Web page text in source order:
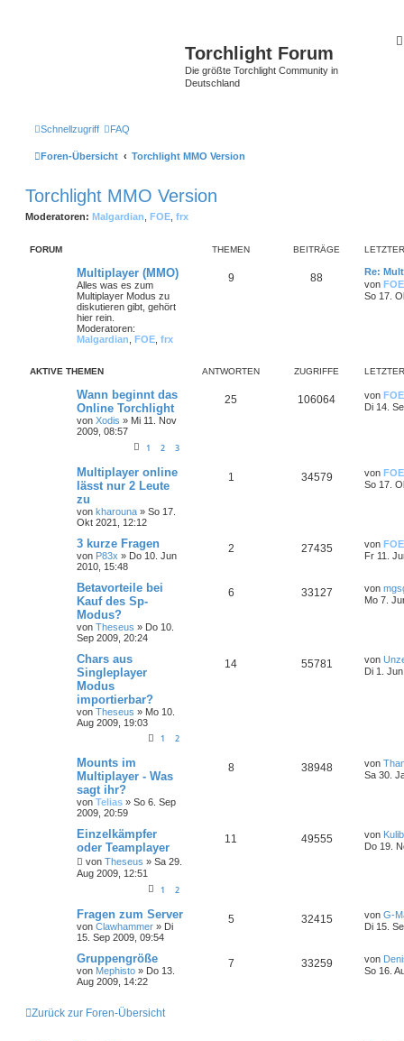
Torchlight Forum
Die größte Torchlight Community in
Deutschland
Schnellzugriff FAQ
Foren-Übersicht Torchlight MMO Version
Torchlight MMO Version
Moderatoren: Malgardian FOE frx
FORUM THEMEN BEITRÄGE
Multiplayer (MMO)
Alles was es zum
Multiplayer Modus zu
diskutieren gibt, gehört
hier rein.
Moderatoren:
Malgardian FOE frx
9 88
Re:
von FOE
So 17.
AKTIVE THEMEN ANTWORTEN ZUGRIFFE
Wann beginnt das
Online Torchlight
von Xodis » Mi 11. Nov
2009, 08:57
1 2 3
25 106064 von FOE
Di 14.
Multiplayer online
lässt nur 2 Leute
zu
von kharouna » So 17.
Okt 2021, 12:12
1 34579 von FOE
So 17.
3 kurze Fragen
von P83x » Do 10. Jun
2010, 15:48
2 27435 von FOE
Fr 11.
Betavorteile bei
Kauf des Sp-
Modus?
von Theseus » Do 10.
Sep 2009, 20:24
6 33127 von
Mo 7.
Chars aus
Singleplayer
Modus
importierbar?
von Theseus » Mo 10.
Aug 2009, 19:03
1 2
14 55781 von
Di 1.
Mounts im
Multiplayer - Was
sagt ihr?
von Telias » So 6. Sep
2009, 20:59
8 38948 von
Sa 30.
Einzelkämpfer
oder Teamplayer
von Theseus » Sa 29.
Aug 2009, 12:51
1 2
11 49555 von
Do 19.
Fragen zum Server
von Clawhammer » Di
15. Sep 2009, 09:54
5 32415 von G-
Di 15.
Gruppengröße
von Mephisto » Do 13.
Aug 2009, 14:22
7 33259 von
So 16.
Zurück zur Foren-Übersicht